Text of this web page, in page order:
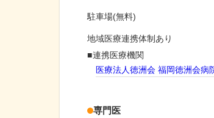
駐車場(無料)
地域医療連携体制あり
連携医療機関
医療法人徳洲会 福岡徳洲会病
専門医